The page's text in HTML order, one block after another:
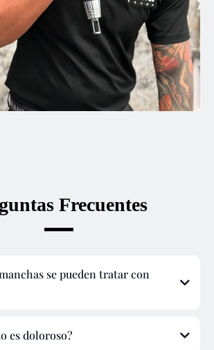
Frecuentes
se pueden tratar con
es doloroso?